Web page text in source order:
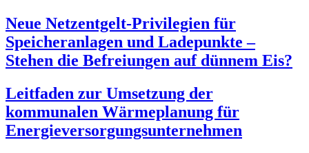
Neue Netzentgelt-Privilegien für
Speicheranlagen und Ladepunkte –
Stehen die Befreiungen auf dünnem Eis?
Leitfaden zur Umsetzung der
kommunalen Wärmeplanung für
Energieversorgungsunternehmen